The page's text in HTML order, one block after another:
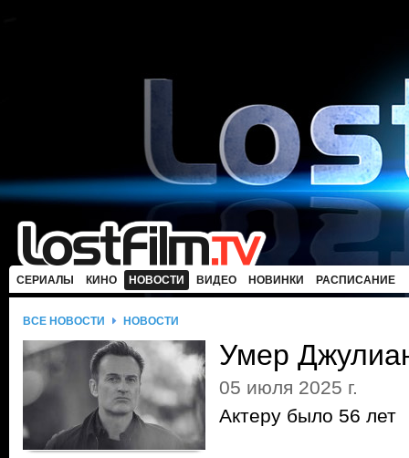
СЕРИАЛЫ КИНО НОВОСТИ ВИДЕО НОВИНКИ РАСПИСАНИЕ
ВСЕ НОВОСТИ НОВОСТИ
Умер
05 июля 2025 г.
Актеру было 56 лет